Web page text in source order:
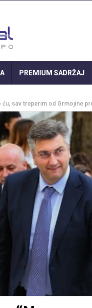
PREMIUM SADRŽAJ
ću, sav treperim od Grmojine